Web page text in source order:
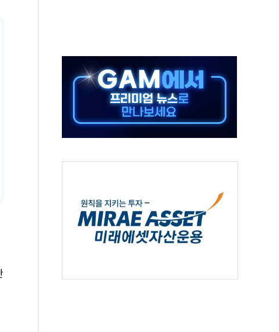
기능시험 오전 집중 편성…체감온도 38도 넘으면 중단